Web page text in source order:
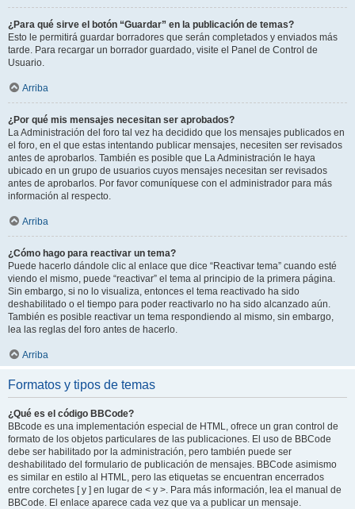
¿Para qué sirve el botón “Guardar” en la publicación de temas?
Esto le permitirá guardar borradores que serán completados y enviados más
tarde. Para recargar un borrador guardado, visite el Panel de Control de
Usuario.
Arriba
¿Por qué mis mensajes necesitan ser aprobados?
La Administración del foro tal vez ha decidido que los mensajes publicados en
el foro, en el que estas intentando publicar mensajes, necesiten ser revisados
antes de aprobarlos. También es posible que La Administración le haya
ubicado en un grupo de usuarios cuyos mensajes necesitan ser revisados
antes de aprobarlos. Por favor comuníquese con el administrador para más
información al respecto.
Arriba
¿Cómo hago para reactivar un tema?
Puede hacerlo dándole clic al enlace que dice “Reactivar tema” cuando esté
viendo el mismo, puede “reactivar” el tema al principio de la primera página.
Sin embargo, si no lo visualiza, entonces el tema reactivado ha sido
deshabilitado o el tiempo para poder reactivarlo no ha sido alcanzado aún.
También es posible reactivar un tema respondiendo al mismo, sin embargo,
lea las reglas del foro antes de hacerlo.
Arriba
Formatos y tipos de temas
¿Qué es el código BBCode?
BBcode es una implementación especial de HTML, ofrece un gran control de
formato de los objetos particulares de las publicaciones. El uso de BBCode
debe ser habilitado por la administración, pero también puede ser
deshabilitado del formulario de publicación de mensajes. BBCode asimismo
es similar en estilo al HTML, pero las etiquetas se encuentran encerrados
entre corchetes [ y ] en lugar de < y >. Para más información, lea el manual de
BBCode. El enlace aparece cada vez que va a publicar un mensaje.